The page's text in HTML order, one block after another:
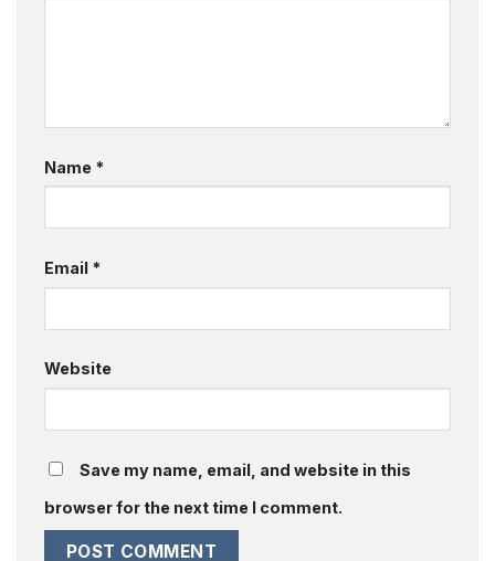
Name *
Email *
Website
Save my name, email, and website in this
browser for the next time I comment.